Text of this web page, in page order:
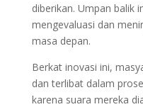
diberikan. Umpan balik
mengevaluasi dan
masa depan.
Berkat inovasi ini,
dan terlibat dalam
karena suara mereka